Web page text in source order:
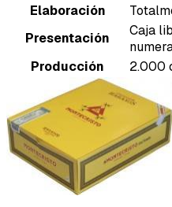
Elaboración
Presentación
Caja
Producción
2.000